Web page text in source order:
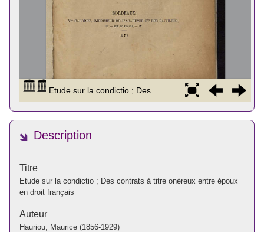
Description
Titre
Etude sur la condictio ; Des contrats à titre onéreux entre époux
en droit français
Auteur
Hauriou, Maurice (1856-1929)